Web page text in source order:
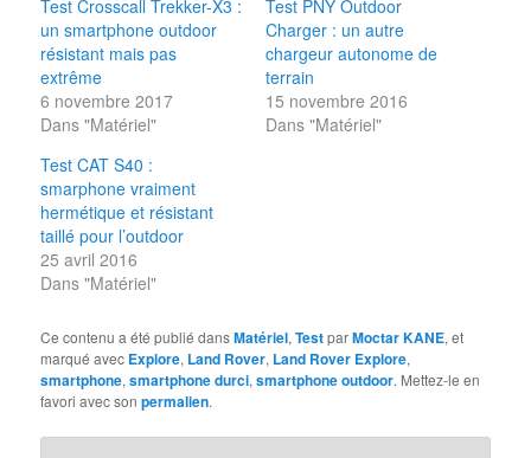
Test Crosscall Trekker-X3 :
un smartphone outdoor
résistant mais pas
extrême
6 novembre 2017
Dans "Matériel"
Test PNY Outdoor
Charger : un autre
chargeur autonome de
terrain
15 novembre 2016
Dans "Matériel"
Test CAT S40 :
smarphone vraiment
hermétique et résistant
taillé pour l’outdoor
25 avril 2016
Dans "Matériel"
Ce contenu a été publié dansMatériel,TestparMoctar KANE, et
marqué avec Explore, Land Rover, Land Rover Explore,
smartphone,smartphone durci,smartphone outdoor. Mettez-le en
favori avec sonpermalien.